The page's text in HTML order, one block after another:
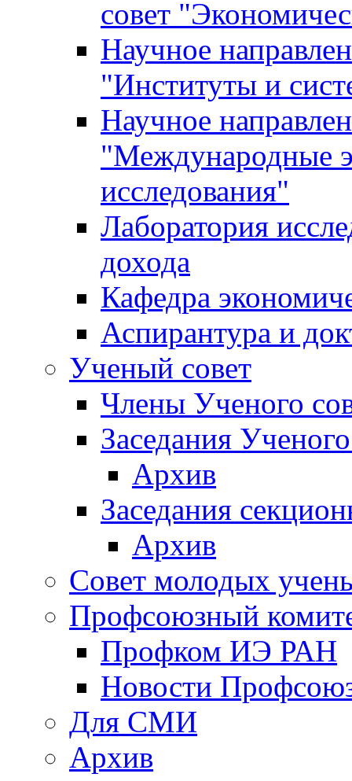
совет
Научное
"Институты и
Научное
"Международные
исследования"
Лаборатория
дохода
Кафедра
Аспирантура и
Ученый совет
Члены Ученого
Заседания
Архив
Заседания
Архив
Совет молодых
Профсоюзный
Профком ИЭ РАН
Новости
Для СМИ
Архив